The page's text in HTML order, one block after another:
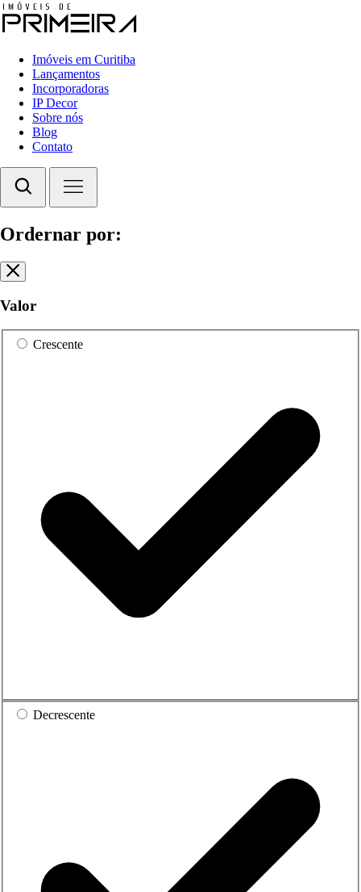
Imóveis em Curitiba
Lançamentos
Incorporadoras
IP Decor
Sobre nós
Blog
Contato
Ordernar por:
Valor
Crescente
Decrescente